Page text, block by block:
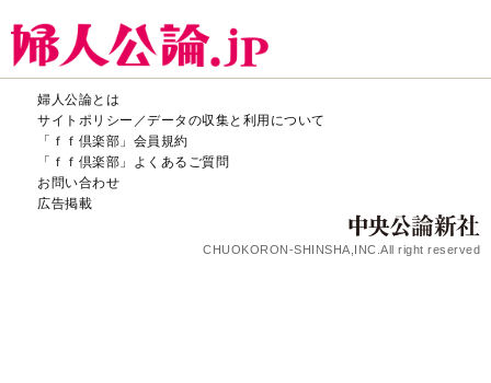
婦人公論とは
サイトポリシー／データの収集と利用について
「ｆｆ倶楽部」会員規約
「ｆｆ倶楽部」よくあるご質問
お問い合わせ
広告掲載
CHUOKORON-SHINSHA,INC.All right reserved